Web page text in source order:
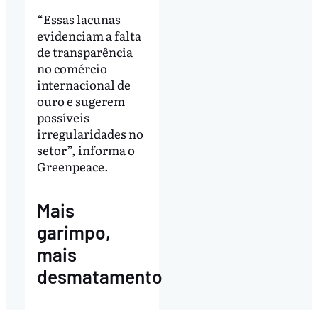
“Essas lacunas
evidenciam a falta
de transparência
no comércio
internacional de
ouro e sugerem
possíveis
irregularidades no
setor”, informa o
Greenpeace.
Mais
garimpo,
mais
desmatamento